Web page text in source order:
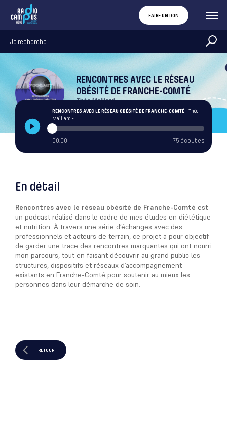
FAIRE UN DON
RENCONTRES AVEC LE RÉSEAU
OBÉSITÉ DE FRANCHE-COMTÉ
Théo Maillard
RENCONTRES AVEC LE RÉSEAU OBÉSITÉ DE FRANCHE-COMTÉ- Théo
Maillard -
00:00 75 écoutes
En détail
Rencontres avec le réseau obésité de Franche-Comté est
un podcast réalisé dans le cadre de mes études en diététique
et nutrition. À travers une série d’échanges avec des
professionnels et acteurs de terrain, ce projet a pour objectif
de garder une trace des rencontres marquantes qui ont nourri
mon parcours, tout en faisant découvrir au grand public les
structures, dispositifs et réseaux d’accompagnement
existants en Franche-Comté pour soutenir au mieux les
personnes dans leur démarche de soin.
RETOUR